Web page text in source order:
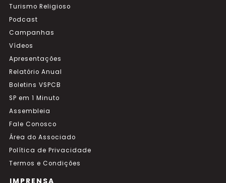
Turismo Religioso
Podcast
Campanhas
Vídeos
Apresentações
Relatório Anual
Boletins VSPCB
SP em 1 Minuto
Assembleia
Fale Conosco
Área do Associado
Política de Privacidade
Termos e Condições
IMPRENSA